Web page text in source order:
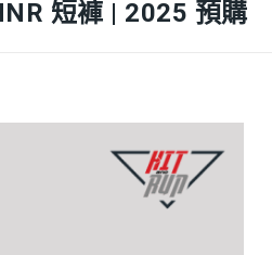
短褲 | 2025 預購